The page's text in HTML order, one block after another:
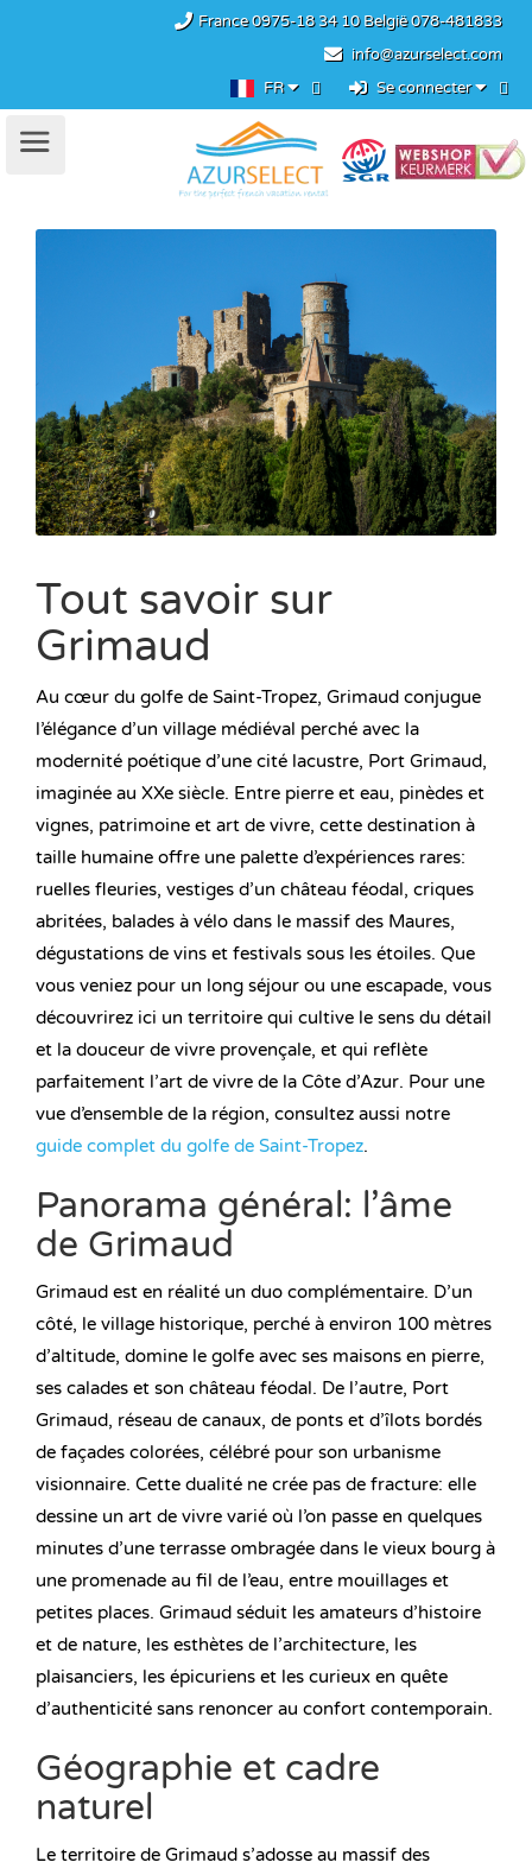
France0975-18 34 10België078-481833
info@azurselect.com
FR
Se connecter
Tout savoir sur
Grimaud
Au cœur du golfe de Saint-Tropez, Grimaud conjugue
l’élégance d’un village médiéval perché avec la
modernité poétique d’une cité lacustre, Port Grimaud,
imaginée au XXe siècle. Entre pierre et eau, pinèdes et
vignes, patrimoine et art de vivre, cette destination à
taille humaine offre une palette d’expériences rares:
ruelles fleuries, vestiges d’un château féodal, criques
abritées, balades à vélo dans le massif des Maures,
dégustations de vins et festivals sous les étoiles. Que
vous veniez pour un long séjour ou une escapade, vous
découvrirez ici un territoire qui cultive le sens du détail
et la douceur de vivre provençale, et qui reflète
parfaitement l’art de vivre de la Côte d’Azur. Pour une
vue d’ensemble de la région, consultez aussi notre
guide complet du golfe de Saint-Tropez.
Panorama général: l’âme
de Grimaud
Grimaud est en réalité un duo complémentaire. D’un
côté, le village historique, perché à environ 100 mètres
d’altitude, domine le golfe avec ses maisons en pierre,
ses calades et son château féodal. De l’autre, Port
Grimaud, réseau de canaux, de ponts et d’îlots bordés
de façades colorées, célébré pour son urbanisme
visionnaire. Cette dualité ne crée pas de fracture: elle
dessine un art de vivre varié où l’on passe en quelques
minutes d’une terrasse ombragée dans le vieux bourg à
une promenade au fil de l’eau, entre mouillages et
petites places. Grimaud séduit les amateurs d’histoire
et de nature, les esthètes de l’architecture, les
plaisanciers, les épicuriens et les curieux en quête
d’authenticité sans renoncer au confort contemporain.
Géographie et cadre
naturel
Le territoire de Grimaud s’adosse au massif des